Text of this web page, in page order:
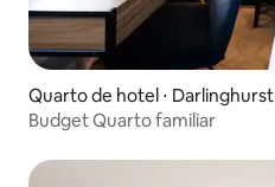
Quarto de hotel ⋅ Darlinghurst
Budget Quarto familiar